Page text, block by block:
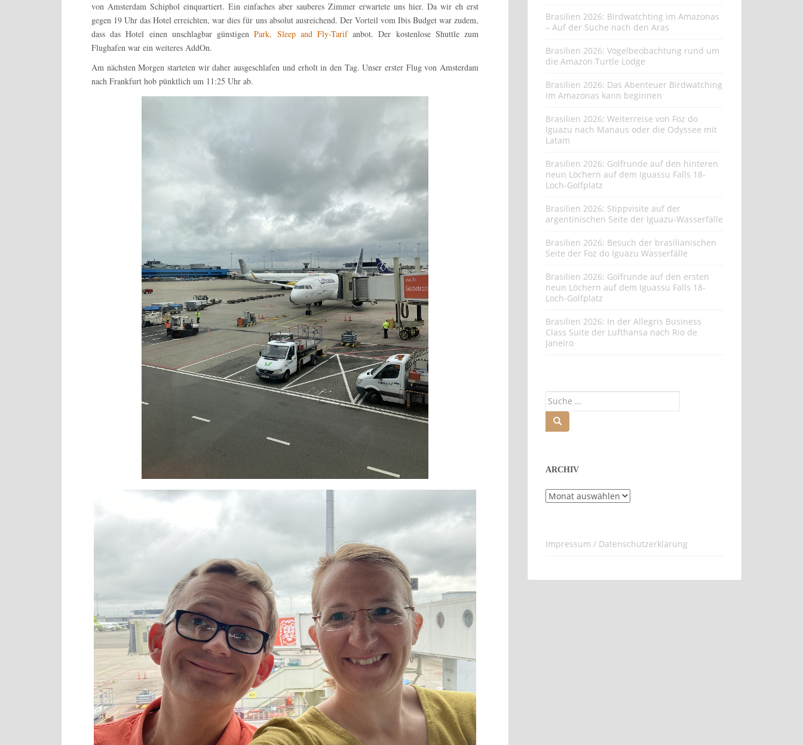
von Amsterdam Schiphol einquartiert. Ein einfaches aber sauberes Zimmer erwartete uns hier. Da wir eh erst
gegen 19 Uhr das Hotel erreichten, war dies für uns absolut ausreichend. Der Vorteil vom Ibis Budget war zudem,
dass das Hotel einen unschlagbar günstigenPark, Sleep and Fly-Tarifanbot. Der kostenlose Shuttle zum
Flughafen war ein weiteres AddOn.
Am nächsten Morgen starteten wir daher ausgeschlafen und erholt in den Tag. Unser erster Flug von Amsterdam
nach Frankfurt hob pünktlich um 11:25 Uhr ab.
Brasilien 2026: Birdwatchting im Amazonas
– Auf der Suche nach den Aras
Brasilien 2026: Vogelbeobachtung rund um
die Amazon Turtle Lodge
Brasilien 2026: Das Abenteuer Birdwatching
im Amazonas kann beginnen
Brasilien 2026: Weiterreise von Foz do
Iguazu nach Manaus oder die Odyssee mit
Latam
Brasilien 2026: Golfrunde auf den hinteren
neun Löchern auf dem Iguassu Falls 18-
Loch-Golfplatz
Brasilien 2026: Stippvisite auf der
argentinischen Seite der Iguazu-Wasserfälle
Brasilien 2026: Besuch der brasilianischen
Seite der Foz do Iguazu Wasserfälle
Brasilien 2026: Golfrunde auf den ersten
neun Löchern auf dem Iguassu Falls 18-
Loch-Golfplatz
Brasilien 2026: In der Allegris Business
Class Suite der Lufthansa nach Rio de
Janeiro
ARCHIV
Archiv
Impressum / Datenschutzerklärung